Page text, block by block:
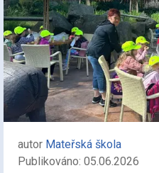
autor Mateřská škola
Publikováno: 05.06.2026